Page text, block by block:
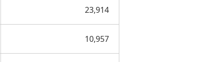
23,914
10,957